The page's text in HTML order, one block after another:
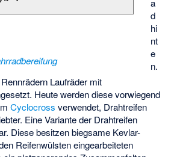
a
d
hi
nt
e
n.
Laufräder mit
Heute werden diese vorwiegend
Cyclocross verwendet, Drahtreifen
Eine Variante der Drahtreifen
Diese besitzen biegsame Kevlar-
Reifenwülsten eingearbeiteten